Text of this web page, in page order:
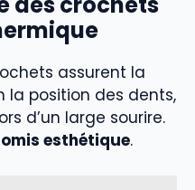
assurent la
la position des dents,
d’un large sourire.
esthétique.